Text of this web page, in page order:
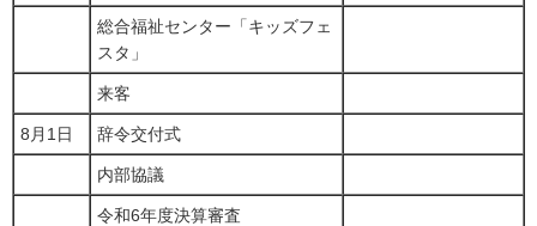
総合福祉センター「キッズフェ
スタ」
来客
8月1日 辞令交付式
内部協議
令和6年度決算審査